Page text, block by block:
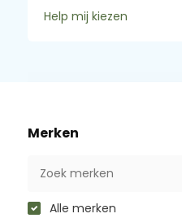
Help mij kiezen
Merken
Alle merken